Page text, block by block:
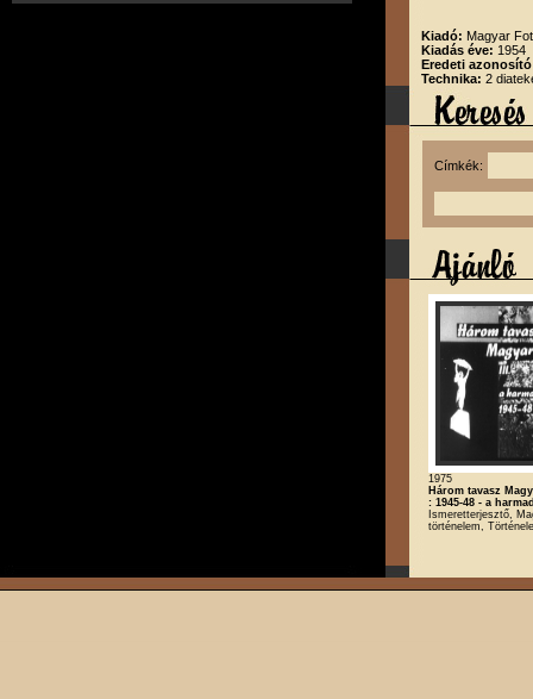
Kiadó: Magyar
Kiadás éve: 1954
Eredeti
Technika: 2
Címkék:
1975
Három tavasz
: 1945-48 - a
Ismeretterjesztő,
történelem,